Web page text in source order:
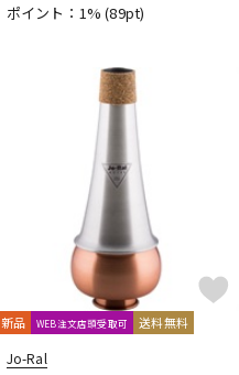
ポイント：1%(89pt)
新品 WEB注文店頭受取可 送料無料
Jo-Ral